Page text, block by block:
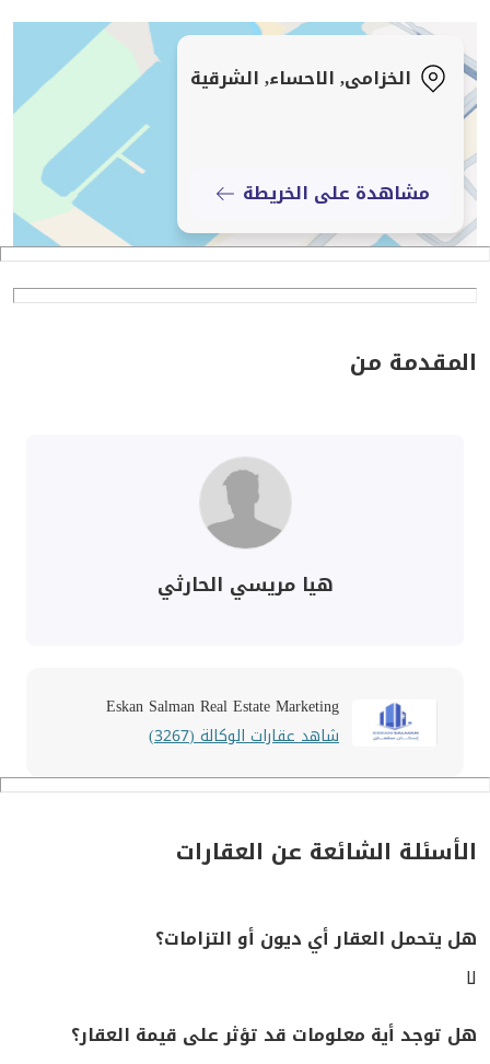
الخزامى, الاحساء, الشرقية
مشاهدة على الخريطة
المقدمة من
هيا مريسي الحارثي
Eskan Salman Real Estate Marketing
شاهد عقارات الوكالة (3267)
الأسئلة الشائعة عن العقارات
هل يتحمل العقار أي ديون أو التزامات؟
لا
هل توجد أية معلومات قد تؤثر على قيمة العقار؟